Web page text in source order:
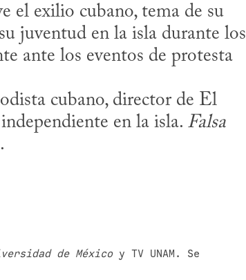
el exilio cubano, tema de su
juventud en la isla durante los
ante los eventos de protesta
cubano, director de El
en la isla. Falsa
de México y TV UNAM. Se